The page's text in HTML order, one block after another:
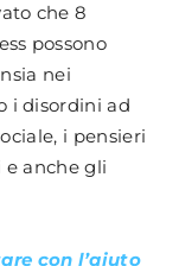
che 8
possono
nei
i disordini ad
i pensieri
e anche gli
con l’aiuto